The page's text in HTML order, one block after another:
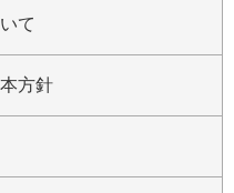
て
方針